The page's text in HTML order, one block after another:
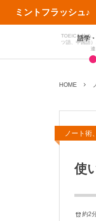
ミントフラッシュ♪
語学
TOEICを始め
ツ語、中国語
連
HOME
ノート術
使
約2